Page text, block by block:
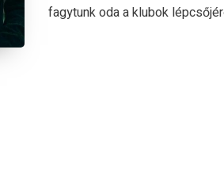
fagytunk oda a klubok